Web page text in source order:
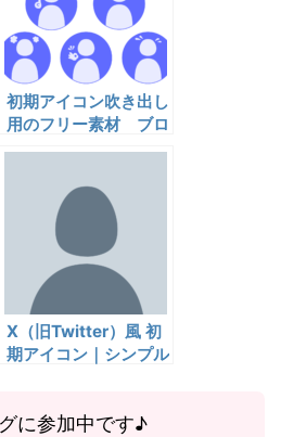
初期アイコン吹き出し
用のフリー素材 ブロ
グ・SNS
X（旧Twitter）風 初
期アイコン｜シンプル
に参加中です♪